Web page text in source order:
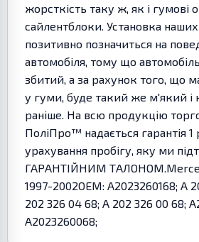
жорсткість таку ж, як і гумові
сайлентблоки. Установка
позитивно позначиться на
автомобіля, тому що
збитий, а за рахунок того, що
у гуми, буде такий же м'який і
раніше. На всю продукцію
ПоліПро™ надається гарантія 1
урахування пробігу, яку ми
ГАРАНТІЙНИМ
1997-2002OEM: A2023260168; A
202 326 04 68; A 202 326 00 68;
A2023260068;